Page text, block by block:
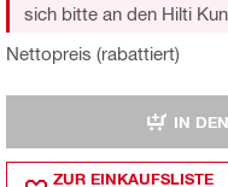
Nettopreis (rabattiert)
sich bitte an den Hilti
IN
ZUR EINKAUFSLISTE